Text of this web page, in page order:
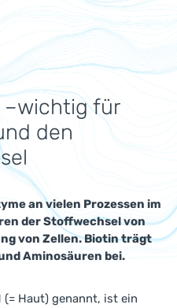
für
den
an vielen Prozessen im
der Stoffwechsel von
von Zellen. Biotin trägt
Aminosäuren bei.
Haut) genannt, ist ein